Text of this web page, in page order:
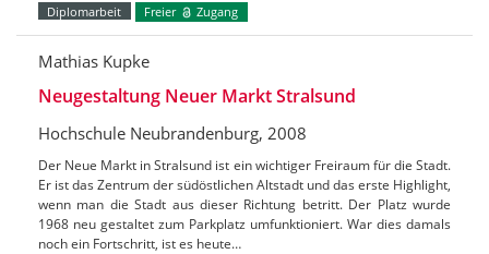
Diplomarbeit Freier Zugang
Mathias Kupke
Neugestaltung Neuer Markt Stralsund
Hochschule Neubrandenburg, 2008
Der Neue Markt in Stralsund ist ein wichtiger Freiraum für die Stadt.
Er ist das Zentrum der südöstlichen Altstadt und das erste Highlight,
wenn man die Stadt aus dieser Richtung betritt. Der Platz wurde
1968 neu gestaltet zum Parkplatz umfunktioniert. War dies damals
noch ein Fortschritt, ist es heute…